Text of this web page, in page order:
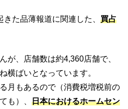
た品薄報道に関連した、 買占
が、店舗数は約4,360店舗で、
横ばいとなっています。
月もあるので（消費税増税前の
も）、 日本におけるホームセン